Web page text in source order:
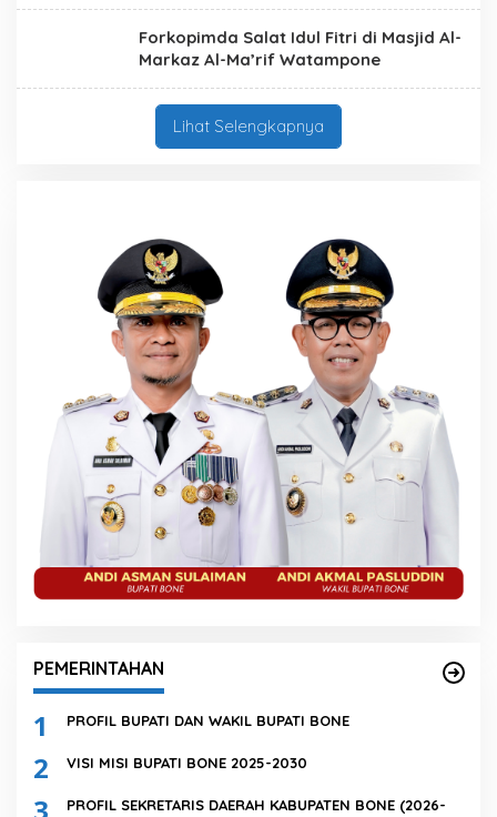
Forkopimda Salat Idul Fitri di Masjid Al-
Markaz Al-Ma’rif Watampone
Lihat Selengkapnya
PEMERINTAHAN
1 PROFIL BUPATI DAN WAKIL BUPATI BONE
2 VISI MISI BUPATI BONE 2025-2030
PROFIL SEKRETARIS DAERAH KABUPATEN BONE (2026-